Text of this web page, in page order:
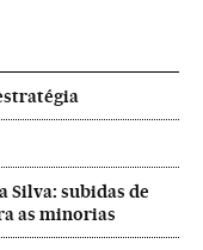
Silva: subidas de
as minorias